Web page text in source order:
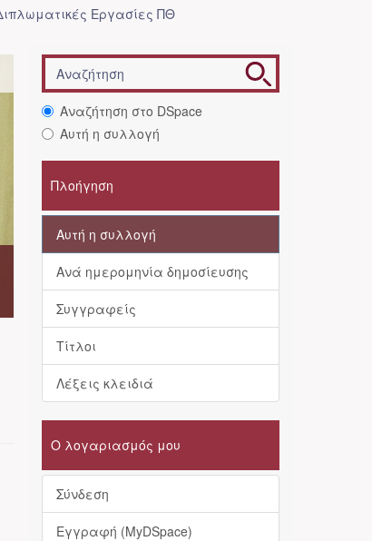
Εργασίες ΠΘ
Αναζήτηση στο DSpace
Αυτή η συλλογή
Πλοήγηση
Αυτή η συλλογή
Ανά ημερομηνία δημοσίευσης
Συγγραφείς
Τίτλοι
Λέξεις κλειδιά
Ο λογαριασμός μου
Σύνδεση
Εγγραφή (MyDSpace)